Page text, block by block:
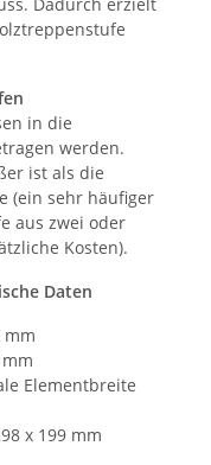
in die
werden.
ist als die
(ein sehr häufiger
aus zwei oder
Kosten).
Daten
mm
Elementbreite
x 199 mm